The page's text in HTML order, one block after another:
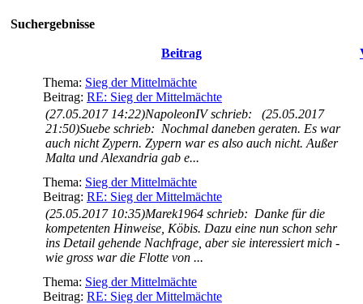
Suchergebnisse
Beitrag
Thema: Sieg der Mittelmächte
Beitrag: RE: Sieg der Mittelmächte
(27.05.2017 14:22)NapoleonIV schrieb: (25.05.2017
21:50)Suebe schrieb: Nochmal daneben geraten. Es war
auch nicht Zypern. Zypern war es also auch nicht. Außer
Malta und Alexandria gab e...
Thema: Sieg der Mittelmächte
Beitrag: RE: Sieg der Mittelmächte
(25.05.2017 10:35)Marek1964 schrieb: Danke für die
kompetenten Hinweise, Köbis. Dazu eine nun schon sehr
ins Detail gehende Nachfrage, aber sie interessiert mich -
wie gross war die Flotte von ...
Thema: Sieg der Mittelmächte
Beitrag: RE: Sieg der Mittelmächte